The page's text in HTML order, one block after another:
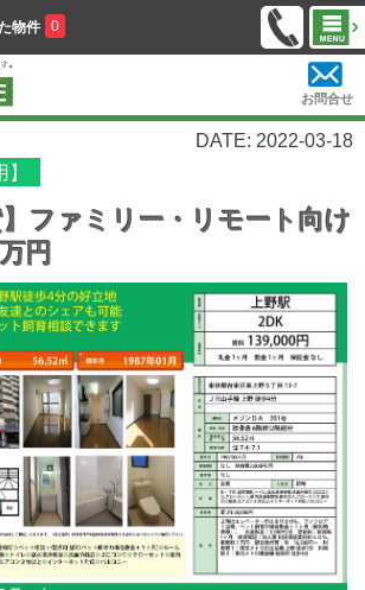
物件 0
お問合せ
DATE: 2022-03-18
】ファミリー・リモート向け
円